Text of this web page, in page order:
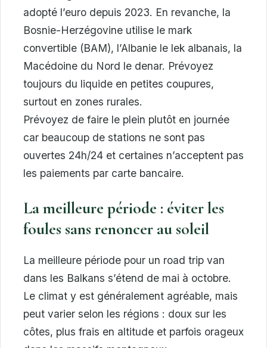
adopté l’euro depuis 2023. En revanche, la
Bosnie-Herzégovine utilise le mark
convertible (BAM), l’Albanie le lek albanais, la
Macédoine du Nord le denar. Prévoyez
toujours du liquide en petites coupures,
surtout en zones rurales.
Prévoyez de faire le plein plutôt en journée
car beaucoup de stations ne sont pas
ouvertes 24h/24 et certaines n’acceptent pas
les paiements par carte bancaire.
La meilleure période : éviter les
foules sans renoncer au soleil
La meilleure période pour un road trip van
dans les Balkans s’étend de mai à octobre.
Le climat y est généralement agréable, mais
peut varier selon les régions : doux sur les
côtes, plus frais en altitude et parfois orageux